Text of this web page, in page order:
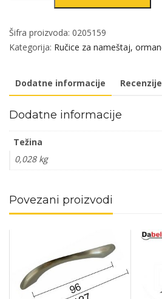
D12
Ac
Šifra proizvoda: 0205159
Kategorija: Ručice za nameštaj,
Dodatne informacije
Dodatne informacije
Težina
0,028 kg
Povezani proizvodi